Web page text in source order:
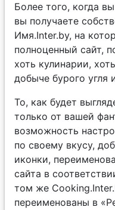
Более того, когда
вы получаете
Имя.Inter.by, на
полноценный сайт,
хоть кулинарии,
добыче бурого угля
То, как будет
только от вашей
возможность
по своему вкусу,
иконки,
сайта в
том же
переименованы в